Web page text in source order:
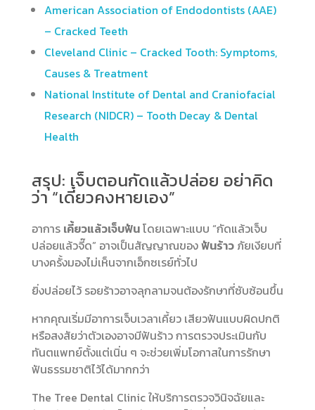
American Association of Endodontists (AAE)
– Cracked Teeth
Cleveland Clinic – Cracked Tooth: Symptoms,
Causes & Treatment
National Institute of Dental and Craniofacial
Research (NIDCR) – Tooth Decay & Dental
Health
สรุป: เจ็บตอนกัดแล้วปล่อย อย่าคิด
ว่า “เดี๋ยวคงหายเอง”
อาการ เคี้ยวแล้วเจ็บฟันโดยเฉพาะแบบ “กัดแล้วเจ็บ
ปล่อยแล้วจี๊ด” อาจเป็นสัญญาณของฟันร้าว ภัยเงียบที่
บางครั้งมองไม่เห็นจากเอ็กซเรย์ทั่วไป
ยิ่งปล่อยไว้ รอยร้าวอาจลุกลามจนต้องรักษาที่ซับซ้อนขึ้น
หากคุณเริ่มมีอาการเจ็บเวลาเคี้ยว เสียวฟันแบบผิดปกติ
หรือสงสัยว่าตัวเองอาจมีฟันร้าว การตรวจประเมินกับ
ทันตแพทย์ตั้งแต่เนิ่น ๆ จะช่วยเพิ่มโอกาสในการรักษา
ฟันธรรมชาติไว้ได้มากกว่า
The Tree Dental Clinic ให้บริการตรวจวินิจฉัยและ